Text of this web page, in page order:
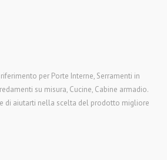
per Porte Interne, Serramenti in
su misura, Cucine, Cabine armadio.
di aiutarti nella scelta del prodotto migliore